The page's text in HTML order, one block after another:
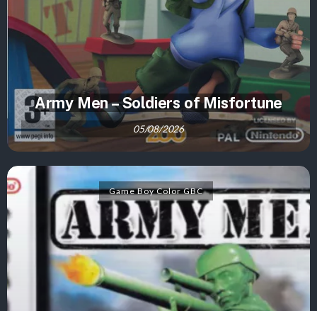
Army Men – Soldiers of Misfortune
05/08/2026
Game Boy Color GBC